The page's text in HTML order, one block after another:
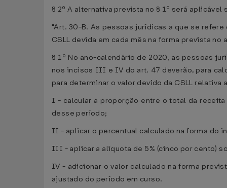
§ 2º A alternativa prevista no § 1º será
"Art. 30-B. As pessoas jurídicas a que se
CSLL devida em cada mês na forma prevista
§ 1º No ano-calendário de 2020, as pessoas
nos incisos III e IV do art. 47 deverão, para
para determinar o valor devido da CSLL relativa
I - calcular a proporção entre o total da
desse período;
II - aplicar o percentual calculado na forma do
III - aplicar a alíquota de 5% (cinco por cento)
IV - adicionar o valor calculado na forma
ajustado do período em curso.